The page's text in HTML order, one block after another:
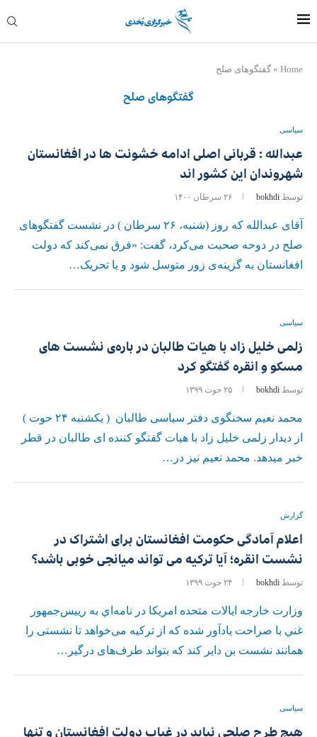
Home
» گفتگوهای صلح
گفتگوهای صلح
سیاسی
عبدالله : قربانی اصلی ادامه خشونت ها در افغانستان
شهروندان این کشور اند
توسط bokhdi ۲۶ سرطان ۱۴۰۰
آقای عبدالله که روز (شنبه، ۲۶ سرطان ) در نشست گفتگوهای
صلح در دوحه صحبت می‌کرد، ‏گفت: «فرق نمی‌کند که دولت
افغانستان به گزینه‌ی زور متوسل شود و یا تحریک…
سیاسی
زلمی خلیل‌ زاد با هیات طالبان در باره‌ی نشست های
مسکو و انقره گفتگو کرد
توسط bokhdi ۲۵ حوت ۱۳۹۹
محمد نعیم سخنگوی دفتر سیاسی طالبان ( یکشنبه ۲۴ حوت )
از دیدار زلمی خلیل زاد با هیات گفتگو کننده ای طالبان در قطر
خبر میدهد. محمد نعیم نیز در…
گزارش
اعلام آمادگی حکومت افغانستان برای اشتراک در
نشست انقره؛ آیا ترکیه می تواند میانجی خوبی باشد؟
توسط bokhdi ۲۴ حوت ۱۳۹۹
وزارت خارجه ایالات متحده امریکا در نامه‌اي به ریيس‌جمهور
غني با صراحت يادآور شده که از ترکیه می‌خواهد تا نشستی را
همانند نشست بن دایر کند که بتواند طرف‌های درگیر…
سیاسی
هیچ طرح صلحی نباید در غیاب دولت افغانستان و تنها